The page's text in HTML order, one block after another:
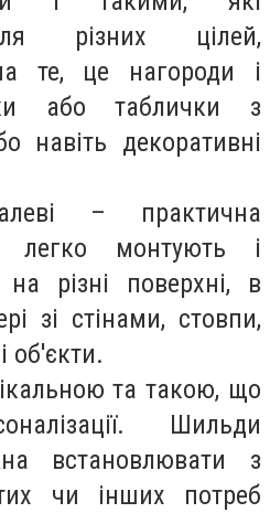
різних цілей,
те, це нагороди і
або таблички з
навіть декоративні
– практична
легко монтують і
різні поверхні, в
зі стінами, стовпи,
об'єкти.
та такою, що
Шильди
встановлювати з
чи інших потреб